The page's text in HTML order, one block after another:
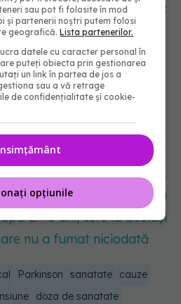
Simptomele stării de șoc
neregulat;
aratăHealthline.
9 factori de risc.
Un pacient care a
2 - 3 ani, este la același
nu a fumat niciodată
Parkinson sanatate
cauze
doza de sanatate
sau pot fi folosite în mod
și partenerii noștri putem folosi
geografică.Lista partenerilor.
datele cu caracter personal în
puteți obiecta prin gestionarea
un link în partea de jos a
sau a vă retrage
de confidențialitate și cookie-
opțiunile